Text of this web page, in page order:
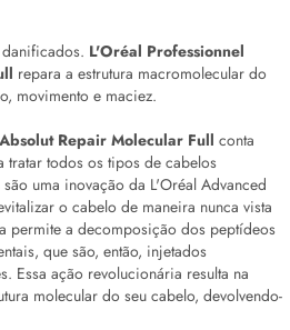
L'Oréal Professionnel
repara a estrutura macromolecular do
movimento e maciez.
Repair Molecular Full conta
todos os tipos de cabelos
uma inovação da L'Oréal Advanced
o cabelo de maneira nunca vista
permite a decomposição dos peptídeos
que são, então, injetados
Essa ação revolucionária resulta na
molecular do seu cabelo, devolvendo-